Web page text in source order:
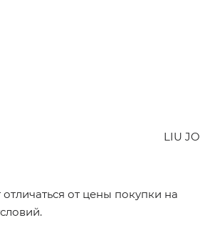
LIU JO
от цены покупки на